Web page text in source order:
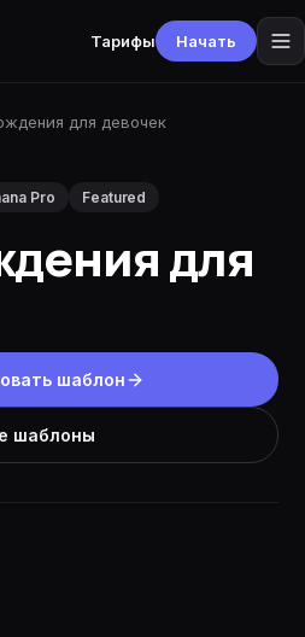
Тарифы Начать
для девочек
Pro Featured
для
шаблон
шаблоны